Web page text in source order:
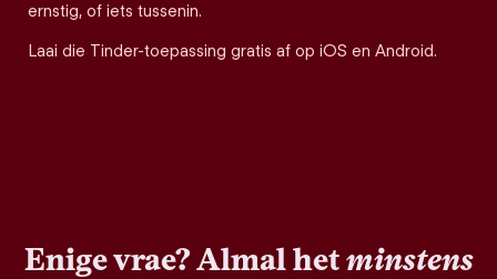
ernstig, of iets tussenin.
Laai die Tinder-toepassing gratis af op iOS en Android.
Enige vrae? Almal hetminstens